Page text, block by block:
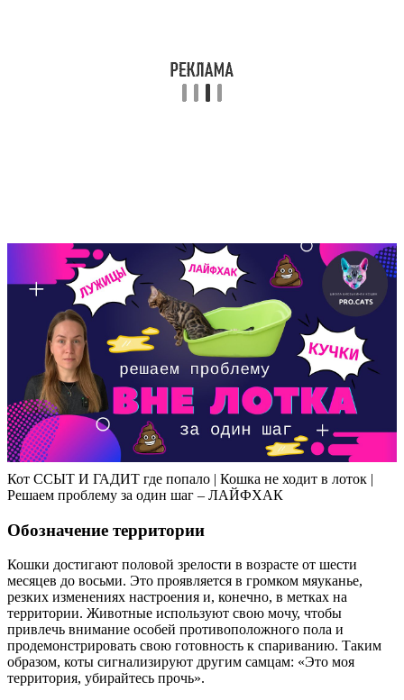
Кот ССЫТ И ГАДИТ где попало | Кошка не ходит в лоток |
Решаем проблему за один шаг – ЛАЙФХАК
Обозначение территории
Кошки достигают половой зрелости в возрасте от шести
месяцев до восьми. Это проявляется в громком мяуканье,
резких изменениях настроения и, конечно, в метках на
территории. Животные используют свою мочу, чтобы
привлечь внимание особей противоположного пола и
продемонстрировать свою готовность к спариванию. Таким
образом, коты сигнализируют другим самцам: «Это моя
территория, убирайтесь прочь».